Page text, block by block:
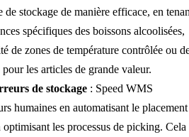
de stockage de manière efficace, en
spécifiques des boissons alcoolisées,
de zones de température contrôlée ou
les articles de grande valeur.
de stockage : Speed WMS
humaines en automatisant le placement
optimisant les processus de picking. Cela